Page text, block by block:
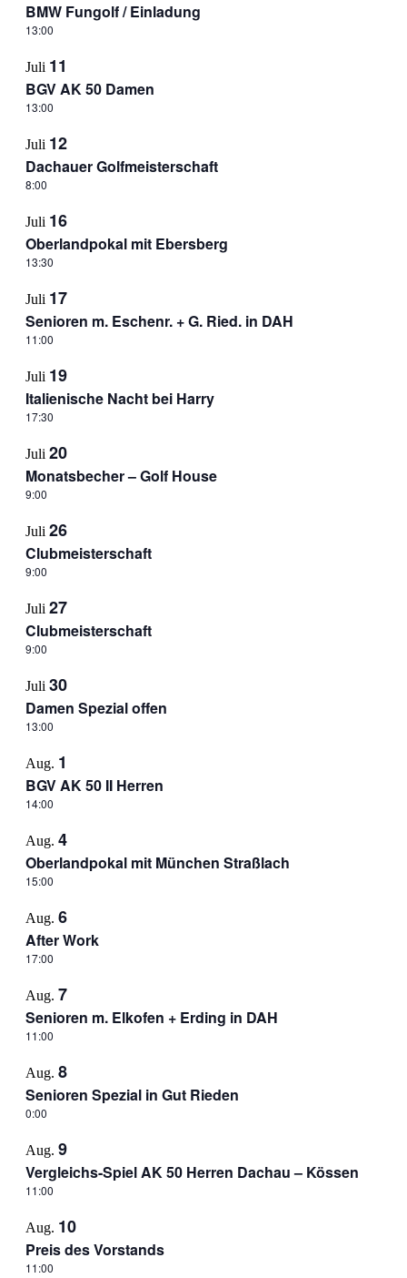
BMW Fungolf / Einladung
13:00
Juli 11
BGV AK 50 Damen
13:00
Juli 12
Dachauer Golfmeisterschaft
8:00
Juli 16
Oberlandpokal mit Ebersberg
13:30
Juli 17
Senioren m. Eschenr. + G. Ried. in DAH
11:00
Juli 19
Italienische Nacht bei Harry
17:30
Juli 20
Monatsbecher – Golf House
9:00
Juli 26
Clubmeisterschaft
9:00
Juli 27
Clubmeisterschaft
9:00
Juli 30
Damen Spezial offen
13:00
Aug. 1
BGV AK 50 II Herren
14:00
Aug. 4
Oberlandpokal mit München Straßlach
15:00
Aug. 6
After Work
17:00
Aug. 7
Senioren m. Elkofen + Erding in DAH
11:00
Aug. 8
Senioren Spezial in Gut Rieden
0:00
Aug. 9
Vergleichs-Spiel AK 50 Herren Dachau – Kössen
11:00
Aug. 10
Preis des Vorstands
11:00